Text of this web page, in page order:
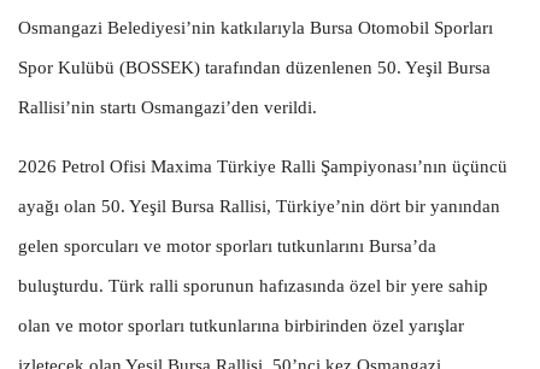
Osmangazi Belediyesi’nin katkılarıyla Bursa Otomobil Sporları
Spor Kulübü (BOSSEK) tarafından düzenlenen 50. Yeşil Bursa
Rallisi’nin startı Osmangazi’den verildi.
2026 Petrol Ofisi Maxima Türkiye Ralli Şampiyonası’nın üçüncü
ayağı olan 50. Yeşil Bursa Rallisi, Türkiye’nin dört bir yanından
gelen sporcuları ve motor sporları tutkunlarını Bursa’da
buluşturdu. Türk ralli sporunun hafızasında özel bir yere sahip
olan ve motor sporları tutkunlarına birbirinden özel yarışlar
izletecek olan Yeşil Bursa Rallisi, 50’nci kez Osmangazi